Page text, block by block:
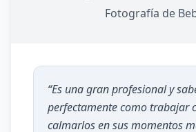
Fotografía de
“Es una gran profesional y
perfectamente como trabajar
calmarlos en sus momentos